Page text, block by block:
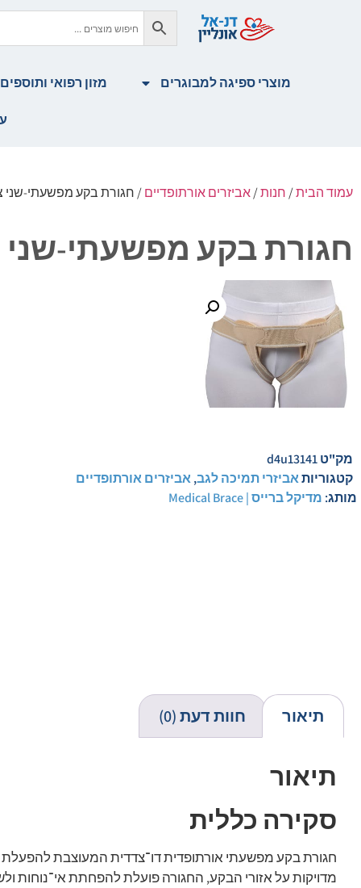
מוצרי ספיגה למבוגרים מזון רפואי ותוספים
עמוד הבית/ חנות/אביזרים אורתופדיים/ חגורת בקע מפשעתי-שני
חגורת בקע מפשעתי-שני
מק"טd4u13141
קטגוריותאביזרי תמיכה לגב,אביזרים אורתופדיים
מותג: מדיקל ברייס | Medical Brace
תיאור חוות דעת (0)
תיאור
סקירה כללית
חגורת בקע מפשעתי אורתופדית דו־צדדית המעוצבת
מדויקות על אזורי הבקע, החגורה פועלת להפחתת אי־נוחות